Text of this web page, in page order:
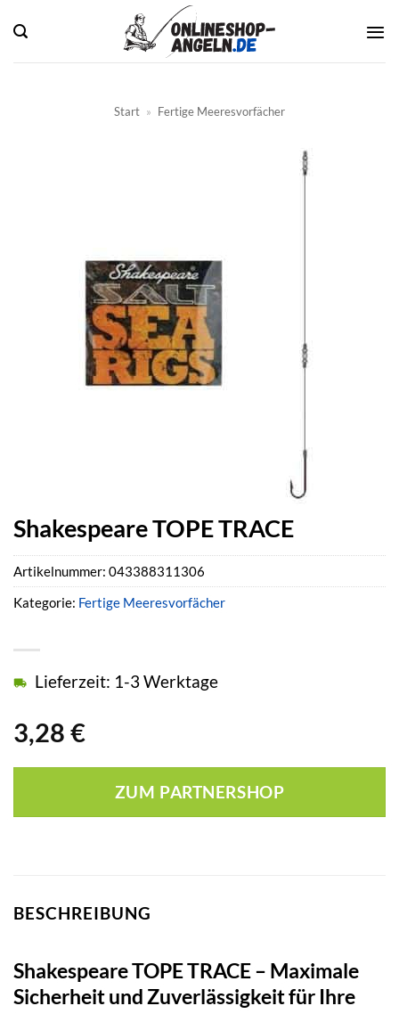
Inhalt
springen
Start » Fertige Meeresvorfächer
Shakespeare TOPE TRACE
3,28 €
Lieferzeit: 1-3 Werktage
ZUM PARTNERSHOP
Artikelnummer: 043388311306
Kategorie: Fertige Meeresvorfächer
BESCHREIBUNG
Shakespeare TOPE TRACE – Maximale
Sicherheit und Zuverlässigkeit für Ihre